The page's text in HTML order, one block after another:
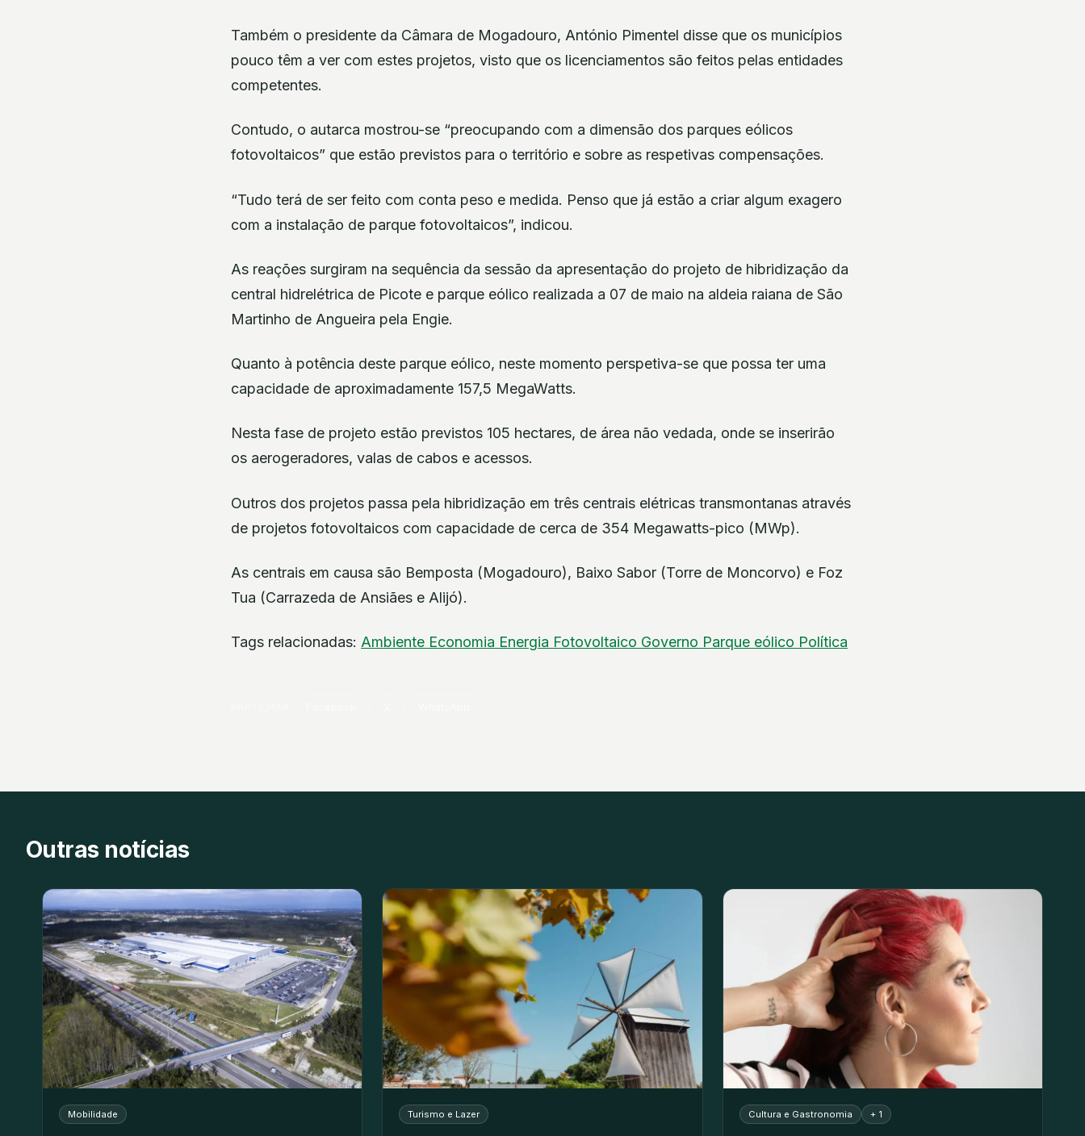
Também o presidente da Câmara de Mogadouro, António Pimentel disse que os municípios
pouco têm a ver com estes projetos, visto que os licenciamentos são feitos pelas entidades
competentes.
Contudo, o autarca mostrou-se “preocupando com a dimensão dos parques eólicos
fotovoltaicos” que estão previstos para o território e sobre as respetivas compensações.
“Tudo terá de ser feito com conta peso e medida. Penso que já estão a criar algum exagero
com a instalação de parque fotovoltaicos”, indicou.
As reações surgiram na sequência da sessão da apresentação do projeto de hibridização da
central hidrelétrica de Picote e parque eólico realizada a 07 de maio na aldeia raiana de São
Martinho de Angueira pela Engie.
Quanto à potência deste parque eólico, neste momento perspetiva-se que possa ter uma
capacidade de aproximadamente 157,5 MegaWatts.
Nesta fase de projeto estão previstos 105 hectares, de área não vedada, onde se inserirão
os aerogeradores, valas de cabos e acessos.
Outros dos projetos passa pela hibridização em três centrais elétricas transmontanas através
de projetos fotovoltaicos com capacidade de cerca de 354 Megawatts-pico (MWp).
As centrais em causa são Bemposta (Mogadouro), Baixo Sabor (Torre de Moncorvo) e Foz
Tua (Carrazeda de Ansiães e Alijó).
Tags relacionadas: Ambiente Economia Energia Fotovoltaico Governo Parque eólico Política
Outras notícias
Mobilidade Turismo e Lazer Cultura e Gastronomia + 1